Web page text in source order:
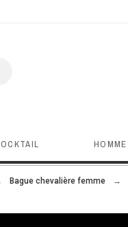
HOMME
Bague chevalière femme